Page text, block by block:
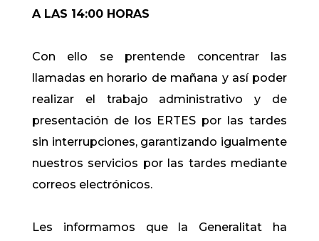
A LAS 14:00 HORAS
Con ello se prentende concentrar las
llamadas en horario de mañana y así poder
realizar el trabajo administrativo y de
presentación de los ERTES por las tardes
sin interrupciones, garantizando igualmente
nuestros servicios por las tardes mediante
correos electrónicos.
Les informamos que la Generalitat ha